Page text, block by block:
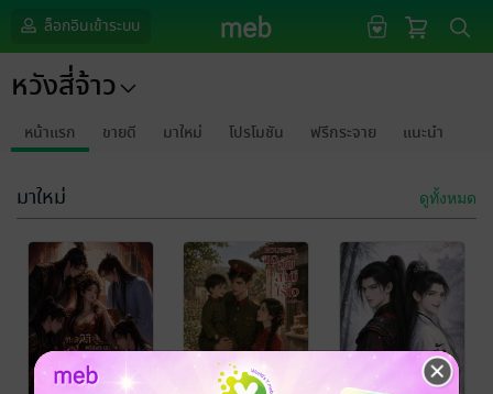
ล็อกอินเข้าระบบ
หวังสี่จ้าว
หน้าแรก ขายดี มาใหม่ โปรโมชัน ฟรีกระจาย แนะนำ
มาใหม่ ดูทั้งหมด